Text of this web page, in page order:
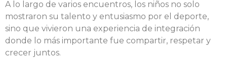
A lo largo de varios encuentros, los niños no solo
mostraron su talento y entusiasmo por el deporte,
sino que vivieron una experiencia de integración
donde lo más importante fue compartir, respetar y
crecer juntos.